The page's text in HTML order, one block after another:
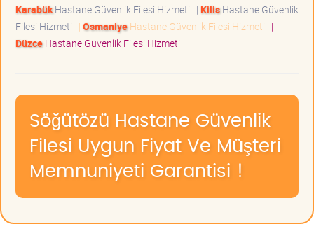
KarabükHastane Güvenlik Filesi Hizmeti | KilisHastane Güvenlik
Filesi Hizmeti | OsmaniyeHastane Güvenlik Filesi Hizmeti |
DüzceHastane Güvenlik Filesi Hizmeti
Söğütözü Hastane Güvenlik
Filesi Uygun Fiyat Ve Müşteri
Memnuniyeti Garantisi !